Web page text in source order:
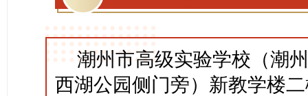
潮州市高级实验学校（潮
西湖公园侧门旁）新教学楼